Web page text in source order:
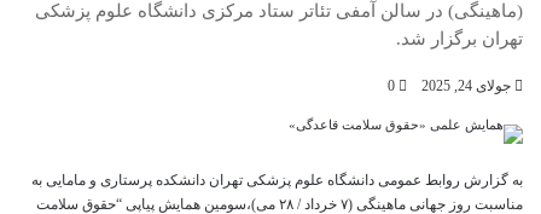
(ماهینگی) در سالن آمفی تئاتر ستاد مرکزی دانشگاه علوم پزشکی
تهران برگزار شد.
جولای 24, 2025 0
به گزارش روابط عمومی دانشگاه علوم پزشکی تهران دانشکده پرستاری و مامایی به
مناسبت روز جهانی ماهینگی (۷ خرداد / ۲۸ می)،
سومین همایش پیاپی “حقوق سلامت